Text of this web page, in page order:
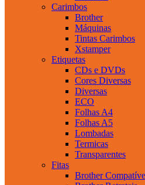
Carimbos
Brother
Máquinas
Tintas Carimbos
Xstamper
Etiquetas
CDs e DVDs
Cores Diversas
Diversas
ECO
Folhas A4
Folhas A5
Lombadas
Termicas
Transparentes
Fitas
Brother